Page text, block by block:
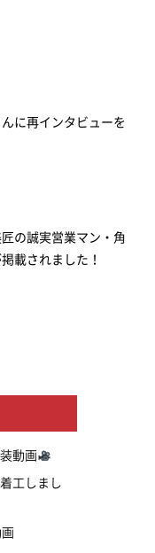
に再インタビューを
の誠実営業マン・角
載されました！
動画
工しまし